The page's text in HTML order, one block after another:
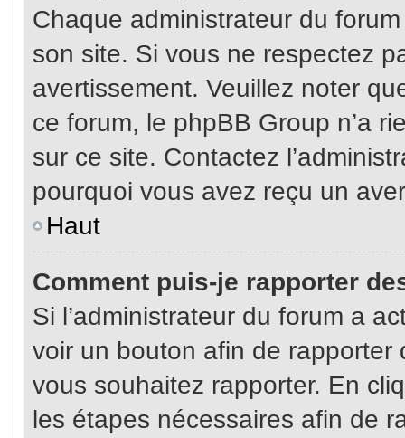
Chaque administrateur du
son site. Si vous ne respectez
avertissement. Veuillez noter
ce forum, le phpBB Group n’a
sur ce site. Contactez
pourquoi vous avez reçu un
Haut
Comment puis-je rapporter
Si l’administrateur du forum a
voir un bouton afin de
vous souhaitez rapporter. En
les étapes nécessaires afin de